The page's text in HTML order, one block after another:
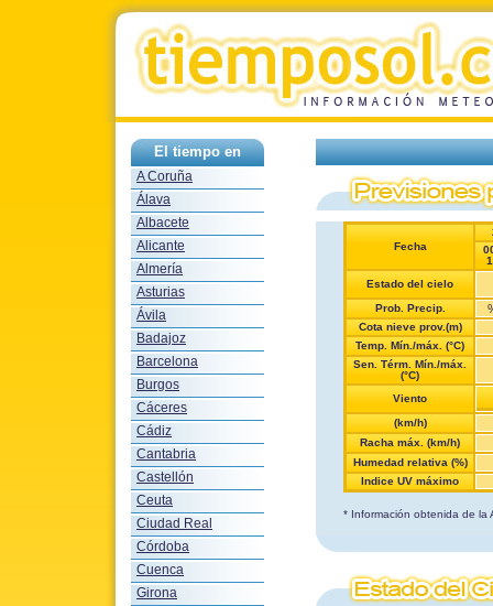
El tiempo en
A Coruña
Álava
Albacete
Alicante
Almería
Asturias
Ávila
Badajoz
Barcelona
Burgos
Cáceres
Cádiz
Cantabria
Castellón
Ceuta
Ciudad Real
Córdoba
Cuenca
Girona
Fecha
Estado del cielo
Prob. Precip.
Cota nieve prov.(m)
Temp. Mín./máx. (°C)
Sen. Térm. Mín./máx.
(°C)
Viento
(km/h)
Racha máx. (km/h)
Humedad relativa (%)
Indice UV máximo
* Información obtenida de la